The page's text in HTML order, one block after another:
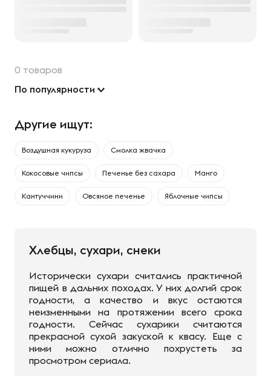
0 товаров
По популярности
Другие ищут:
Воздушная кукуруза Смолка жвачка
Кокосовые чипсы Печенье без сахара Манго
Кантуччини Овсяное печенье Яблочные чипсы
Хлебцы, сухари, снеки
Исторически сухари считались практичной
пищей в дальних походах. У них долгий срок
годности, а качество и вкус остаются
неизменными на протяжении всего срока
годности. Сейчас сухарики считаются
прекрасной сухой закуской к квасу. Еще с
ними можно отлично похрустеть за
просмотром сериала.